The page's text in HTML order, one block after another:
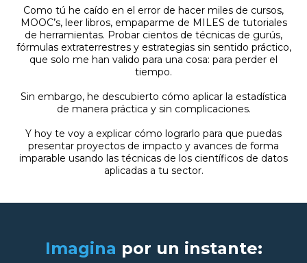
Como tú he caído en el error de hacer miles de cursos,
MOOC’s, leer libros, empaparme de MILES de tutoriales
de herramientas. Probar cientos de técnicas de gurús,
fórmulas extraterrestres y estrategias sin sentido práctico,
que solo me han valido para una cosa: para perder el
tiempo.
Sin embargo, he descubierto cómo aplicar la estadística
de manera práctica y sin complicaciones.
Y hoy te voy a explicar cómo lograrlo para que puedas
presentar proyectos de impacto y avances de forma
imparable usando las técnicas de los científicos de datos
aplicadas a tu sector.
Imagina por un instante: